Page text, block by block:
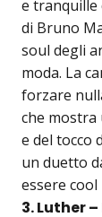
e tranquille
di Bruno
soul degli
moda. La
forzare
che mostra
e del tocco
un duetto
essere cool
3. Luther